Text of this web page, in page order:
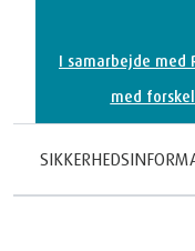
I samarbejde med
med